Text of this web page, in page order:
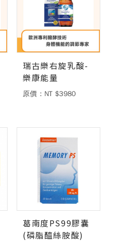
瑞古樂右旋乳酸-
樂康能量
原價：NT $3980
葛南度PS99膠囊
(磷脂醯絲胺酸)